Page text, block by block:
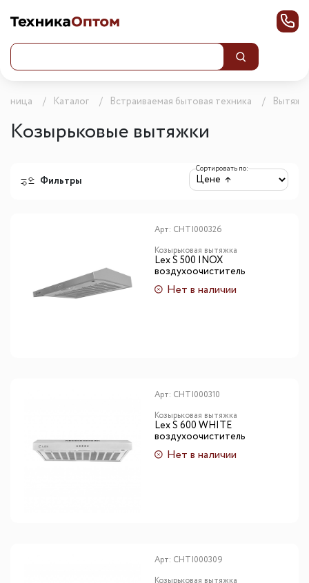
Каталог Встраиваемая бытовая техника
Козырьковые вытяжки
Фильтры
Сортировать по:
Арт: CHTI000326
Козырьковая вытяжка
Lex S 500 INOX
воздухоочиститель
Нет в наличии
Арт: CHTI000310
Козырьковая вытяжка
Lex S 600 WHITE
воздухоочиститель
Нет в наличии
Арт: CHTI000309
Козырьковая вытяжка